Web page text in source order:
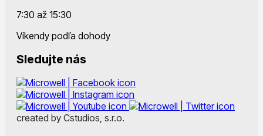
7:30 až 15:30
Víkendy podľa dohody
Sledujte nás
created by Cstudios, s.r.o.